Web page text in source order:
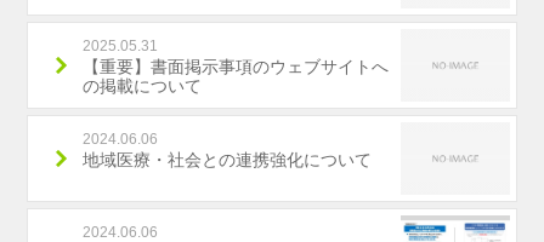
2025.05.31
【重要】書面掲示事項のウェブサイトへ
の掲載について
2024.06.06
地域医療・社会との連携強化について
2024.06.06